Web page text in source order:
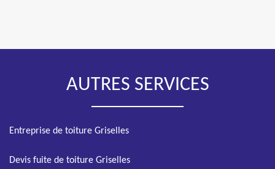
AUTRES SERVICES
Entreprise de toiture Griselles
Devis fuite de toiture Griselles